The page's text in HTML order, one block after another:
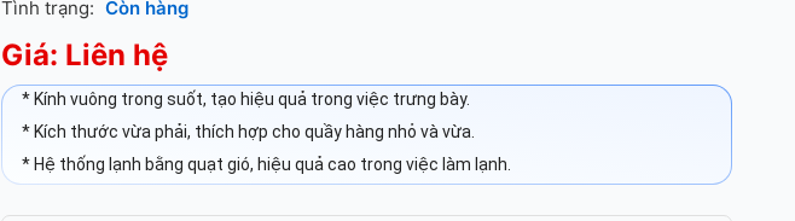
Tình trạng: Còn hàng
Giá: Liên hệ
* Kính vuông trong suốt, tạo hiệu quả trong việc trưng bày.
* Kích thước vừa phải, thích hợp cho quầy hàng nhỏ và vừa.
* Hệ thống lạnh bằng quạt gió, hiệu quả cao trong việc làm lạnh.